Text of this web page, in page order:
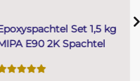
PUR (Resin) 4 Minuten
Gießharz SKresin 6804